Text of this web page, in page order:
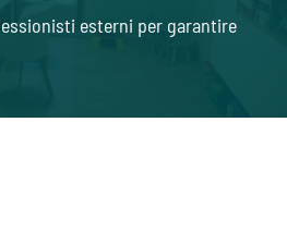
esterni per garantire